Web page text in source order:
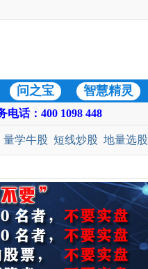
问之宝 智慧精灵
电话：400 1098 448
量学牛股 短线炒股 地量选股